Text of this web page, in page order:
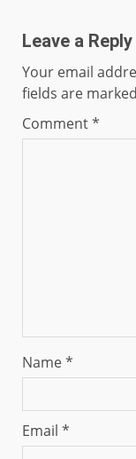
Leave a Reply
Your email
fields are marked
Comment*
Name*
Email *